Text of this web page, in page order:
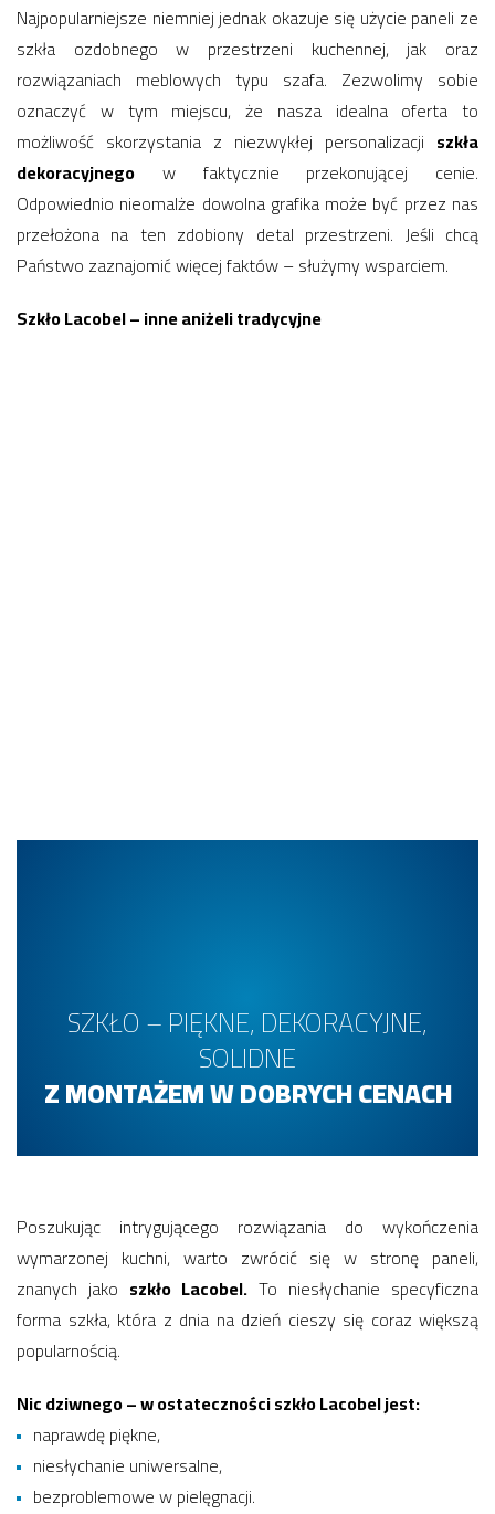
Najpopularniejsze niemniej jednak okazuje się użycie paneli ze
szkła ozdobnego w przestrzeni kuchennej, jak oraz
rozwiązaniach meblowych typu szafa. Zezwolimy sobie
oznaczyć w tym miejscu, że nasza idealna oferta to
możliwość skorzystania z niezwykłej personalizacji szkła
dekoracyjnego w faktycznie przekonującej cenie.
Odpowiednio nieomalże dowolna grafika może być przez nas
przełożona na ten zdobiony detal przestrzeni. Jeśli chcą
Państwo zaznajomić więcej faktów – służymy wsparciem.
Szkło Lacobel – inne aniżeli tradycyjne
SZKŁO – PIĘKNE, DEKORACYJNE,
SOLIDNE
Z MONTAŻEM W DOBRYCH CENACH
Poszukując intrygującego rozwiązania do wykończenia
wymarzonej kuchni, warto zwrócić się w stronę paneli,
znanych jako szkło Lacobel. To niesłychanie specyficzna
forma szkła, która z dnia na dzień cieszy się coraz większą
popularnością.
Nic dziwnego – w ostateczności szkło Lacobel jest:
naprawdę piękne,
niesłychanie uniwersalne,
bezproblemowe w pielęgnacji.